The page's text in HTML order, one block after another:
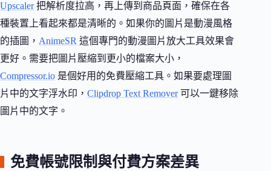
Upscaler把解析度拉高，再上傳到商品頁面，確保在各
種裝置上看起來都是清晰的。如果你的圖片是動漫風格
的插圖， AnimeSR 這個專門的動漫圖片放大工具效果會
更好。需要把圖片壓縮到更小的檔案大小，
Compressor.io 是個好用的免費壓縮工具。如果要處理圖
片中的文字浮水印， Clipdrop Text Remover可以一鍵移除
圖片中的文字。
免費帳號限制與付費方案差異